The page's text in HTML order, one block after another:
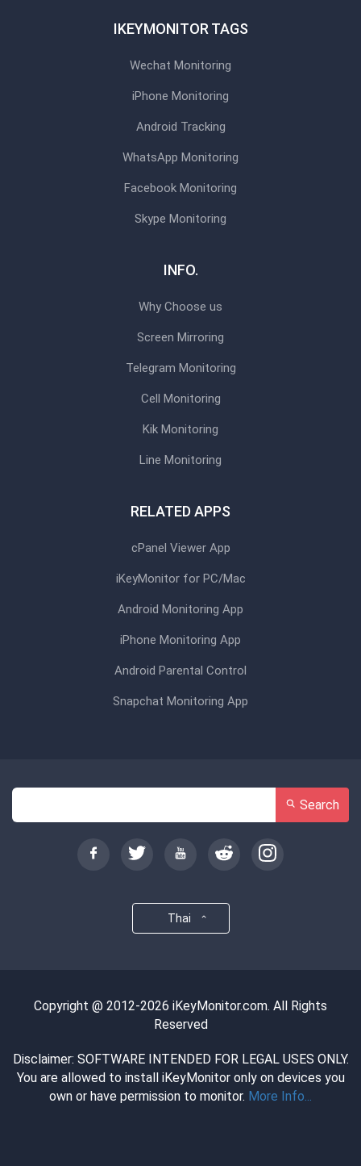
IKEYMONITOR TAGS
Wechat Monitoring
iPhone Monitoring
Android Tracking
WhatsApp Monitoring
Facebook Monitoring
Skype Monitoring
INFO.
Why Choose us
Screen Mirroring
Telegram Monitoring
Cell Monitoring
Kik Monitoring
Line Monitoring
RELATED APPS
cPanel Viewer App
iKeyMonitor for PC/Mac
Android Monitoring App
iPhone Monitoring App
Android Parental Control
Snapchat Monitoring App
Search
Thai
Copyright @ 2012-2026 iKeyMonitor.com. All Rights
Reserved
Disclaimer: SOFTWARE INTENDED FOR LEGAL USES ONLY.
You are allowed to install iKeyMonitor only on devices you
own or have permission to monitor. More Info...